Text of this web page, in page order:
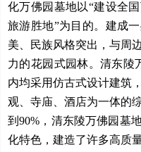
化万佛园墓地以“建设全
旅游胜地”为目的。建成
美、民族风格突出，与周
力的花园式园林。清东陵
内均采用仿古式设计建筑
观、寺庙、酒店为一体的
到90%，清东陵万佛园墓
化特色，建造了许多高质